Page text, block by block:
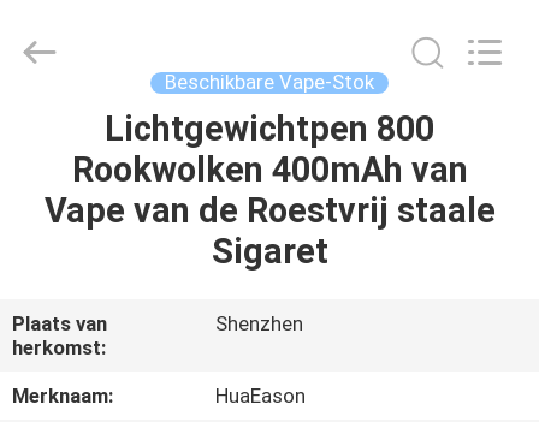
PRODUCTEN
ONGEVEER
ONS
Beschikbare Vape-Stok
Lichtgewichtpen 800
Rookwolken 400mAh van
Vape van de Roestvrij staale
Sigaret
Plaats van
herkomst:
Shenzhen
Merknaam:
HuaEason